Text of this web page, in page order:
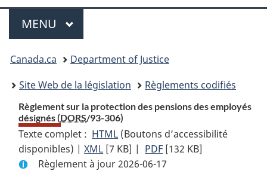
Menu
MENU PRINCIPAL
You
are
here:
Canada.ca
Department of Justice
Site Web de la législation
Règlements codifiés
Règlement sur la protection des pensions des employés
désignés (DORS/93-306)
Texte complet : HTML Texte
complet
:
(Boutons d’accessibilité
disponibles) |XML Texte
complet
[7 KB] | PDF Texte
complet
[132 KB]
Règlement à jour 2026-06-17